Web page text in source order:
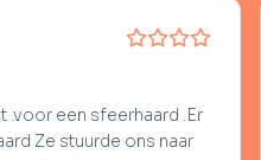
sfeerhaard .Er
ons naar